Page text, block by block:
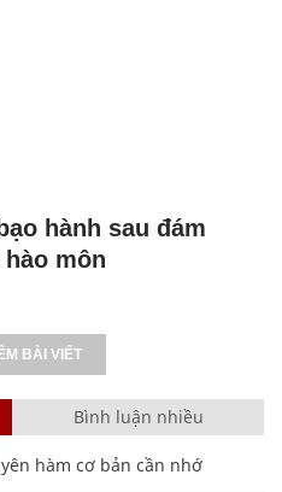
hành sau đám
môn
BÀI VIẾT
Bình luận nhiều
hàm cơ bản cần nhớ